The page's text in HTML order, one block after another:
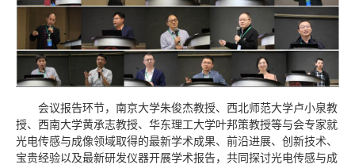
会议报告环节，南京大学朱俊杰教授、西北师范大学卢小泉教
授、西南大学黄承志教授、华东理工大学叶邦策教授等与会专家就
光电传感与成像领域取得的最新学术成果、前沿进展、创新技术、
宝贵经验以及最新研发仪器开展学术报告，共同探讨光电传感与成